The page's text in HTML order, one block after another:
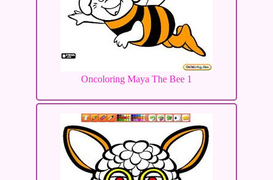
Oncoloring Maya The Bee 1